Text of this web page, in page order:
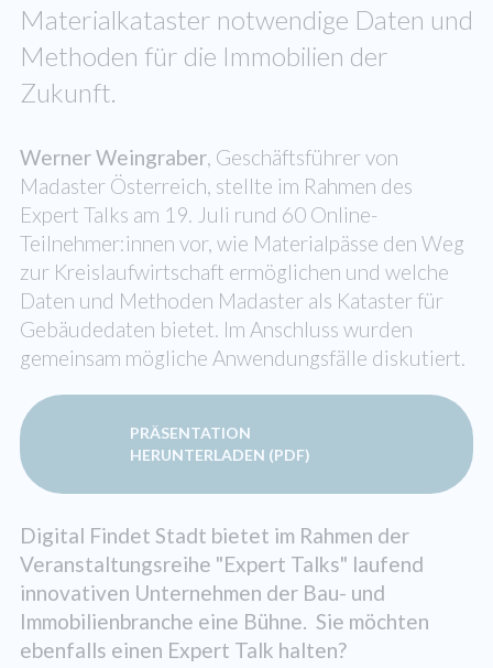
Materialkataster notwendige Daten und
Methoden für die Immobilien der
Zukunft.
Werner Weingraber, Geschäftsführer von
Madaster Österreich, stellte im Rahmen des
Expert Talks am 19. Juli rund 60 Online-
Teilnehmer:innen vor, wie Materialpässe den Weg
zur Kreislaufwirtschaft ermöglichen und welche
Daten und Methoden Madaster als Kataster für
Gebäudedaten bietet. Im Anschluss wurden
gemeinsam mögliche Anwendungsfälle diskutiert.
PRÄSENTATION
HERUNTERLADEN (PDF)
Digital Findet Stadt bietet im Rahmen der
Veranstaltungsreihe "Expert Talks" laufend
innovativen Unternehmen der Bau- und
Immobilienbranche eine Bühne. Sie möchten
ebenfalls einen Expert Talk halten?